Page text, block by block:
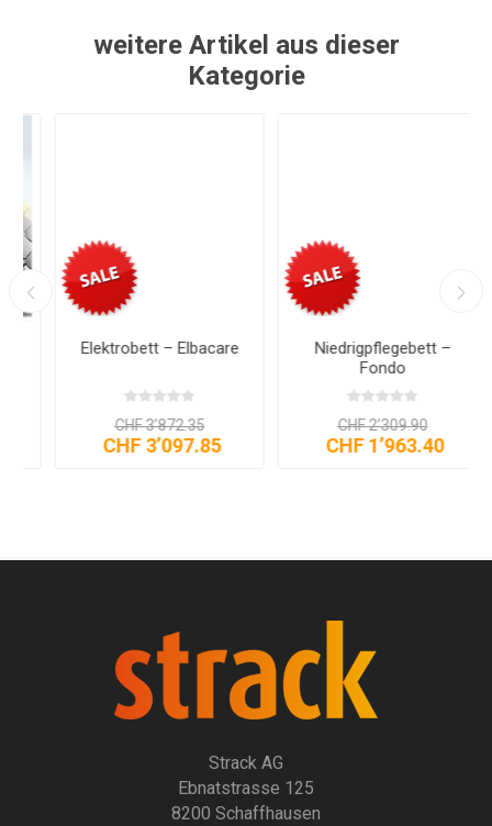
weitere Artikel aus dieser
Kategorie
Elektrobett – Elbacare
CHF 3’872.35
CHF 3’097.85
Niedrigpflegebett –
Fondo
CHF 2’309.90
CHF 1’963.40
Strack AG
Ebnatstrasse 125
8200 Schaffhausen